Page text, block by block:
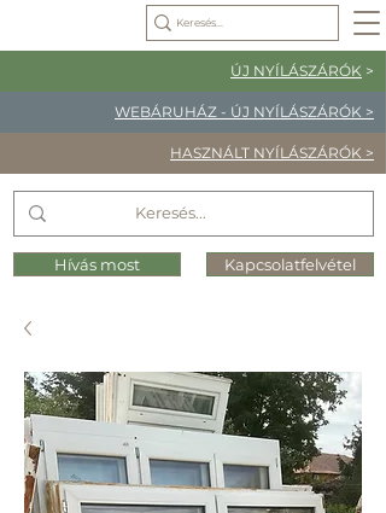
ÚJ NYÍLÁSZÁRÓK >
WEBÁRUHÁZ - ÚJ NYÍLÁSZÁRÓK >
HASZNÁLT NYÍLÁSZÁRÓK >
Hívás most Kapcsolatfelvétel